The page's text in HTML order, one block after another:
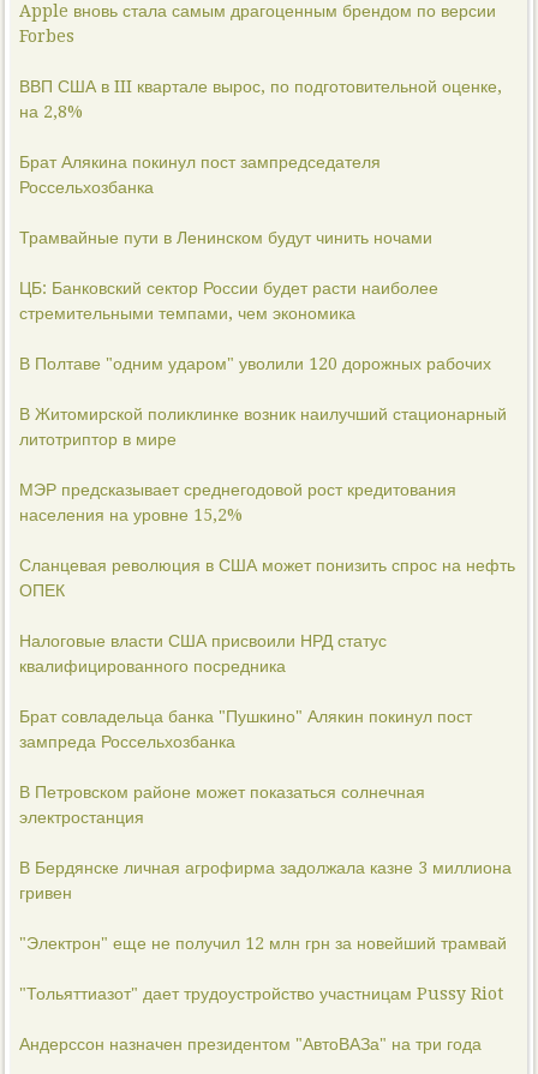
Apple вновь стала самым драгоценным брендом по версии
Forbes
ВВП США в III квартале вырос, по подготовительной оценке,
на 2,8%
Брат Алякина покинул пост зампредседателя
Россельхозбанка
Трамвайные пути в Ленинском будут чинить ночами
ЦБ: Банковский сектор России будет расти наиболее
стремительными темпами, чем экономика
В Полтаве "одним ударом" уволили 120 дорожных рабочих
В Житомирской поликлинке возник наилучший стационарный
литотриптор в мире
МЭР предсказывает среднегодовой рост кредитования
населения на уровне 15,2%
Сланцевая революция в США может понизить спрос на нефть
ОПЕК
Налоговые власти США присвоили НРД статус
квалифицированного посредника
Брат совладельца банка "Пушкино" Алякин покинул пост
зампреда Россельхозбанка
В Петровском районе может показаться солнечная
электростанция
В Бердянске личная агрофирма задолжала казне 3 миллиона
гривен
"Электрон" еще не получил 12 млн грн за новейший трамвай
"Тольяттиазот" дает трудоустройство участницам Pussy Riot
Андерссон назначен президентом "АвтоВАЗа" на три года